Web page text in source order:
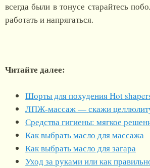
всегда были в тонусе старайтесь
работать и напрягаться.
Читайте далее:
Шорты для похудения Hot
ЛПЖ-массаж — скажи
Средства гигиены: мягкое
Как выбрать масло для массажа
Как выбрать масло для загара
Уход за руками или как